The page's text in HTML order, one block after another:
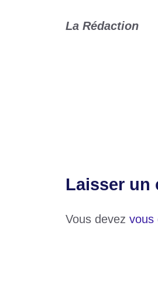
La Rédaction
Laisser un
Vous devez vous